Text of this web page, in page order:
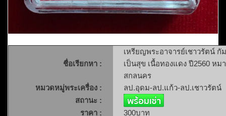
ชื่อเรียกหา :
เหรียญพระอาจารย์เชาวรัตน์
เป็นสุข เนื้อทองแดง ปี2560 ห
สกลนคร
หมวดหมู่พระเครื่อง :
ลป.อุดม-ลป.แก้ว-ลป.เชาวรัตน์
สถานะ :
ราคา :
300บาท